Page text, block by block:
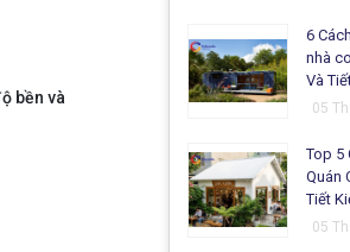
bền và
6
nhà
Và
05
Top 5
Quán
Tiết
Ưu
05